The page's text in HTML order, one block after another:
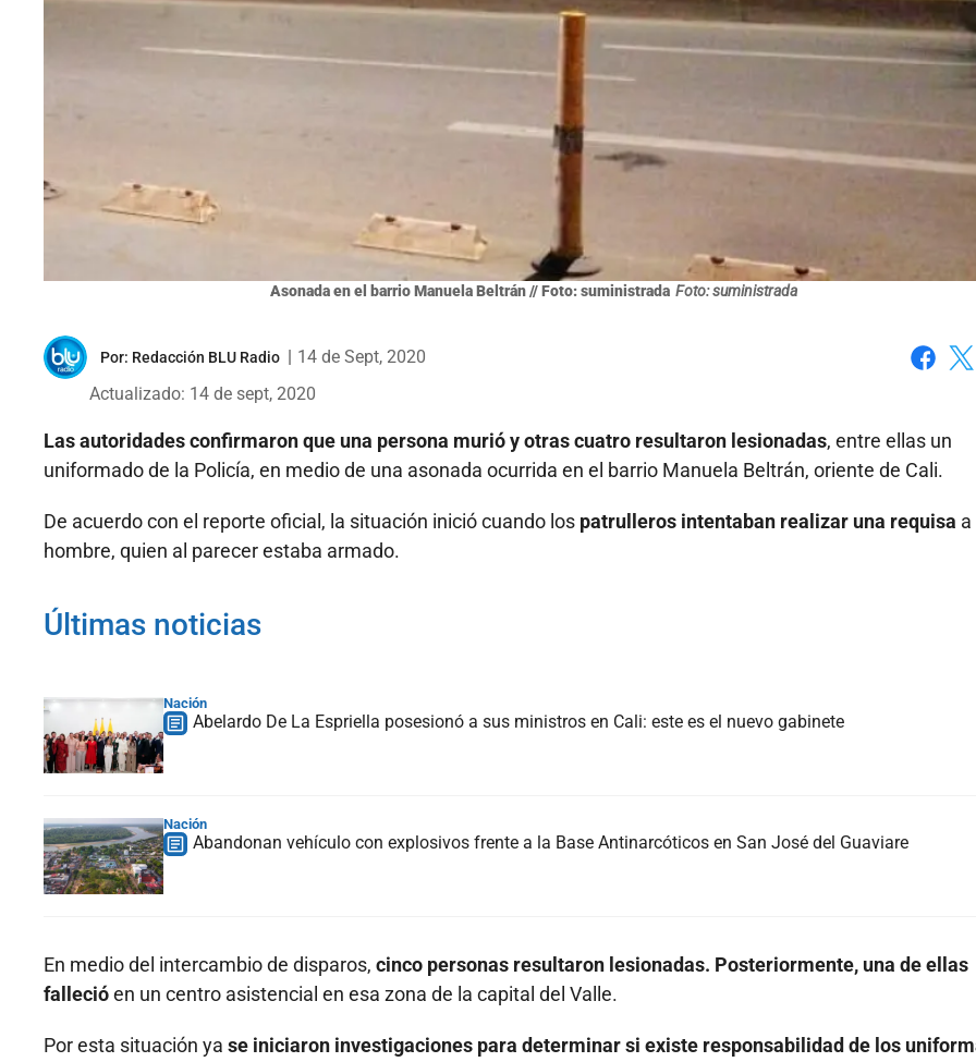
Asonada en el barrio Manuela Beltrán // Foto: suministrada Foto: suministrada
Por: Redacción BLU Radio
14 de Sept, 2020
Actualizado: 14 de sept, 2020
Las autoridades confirmaron que una persona murió y otras cuatro resultaron lesionadas, entre ellas un
uniformado de la Policía, en medio de una asonada ocurrida en el barrio Manuela Beltrán, oriente de Cali.
De acuerdo con el reporte oficial, la situación inició cuando los patrulleros intentaban realizar una requisa a
hombre, quien al parecer estaba armado.
Últimas noticias
Nación
Abelardo De La Espriella posesionó a sus ministros en Cali: este es el nuevo gabinete
Nación
Abandonan vehículo con explosivos frente a la Base Antinarcóticos en San José del Guaviare
En medio del intercambio de disparos, cinco personas resultaron lesionadas. Posteriormente, una de ellas
fallecióen un centro asistencial en esa zona de la capital del Valle.
Por esta situación ya se iniciaron investigaciones para determinar si existe responsabilidad de los